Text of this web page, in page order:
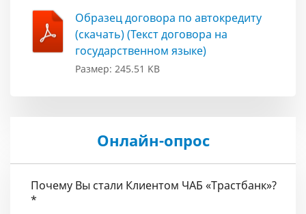
Образец договора по автокредиту
(скачать) (Текст договора на
государственном языке)
Размер: 245.51 KB
Онлайн-опрос
Почему Вы стали Клиентом ЧАБ «Трастбанк»?
*